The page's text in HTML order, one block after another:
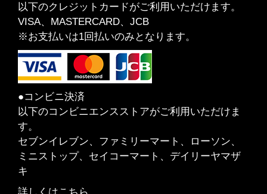
以下のクレジットカードがご利用いただけます。
VISA、MASTERCARD、JCB
※お支払いは1回払いのみとなります。
●コンビニ決済
以下のコンビニエンスストアがご利用いただけま
す。
セブンイレブン、ファミリーマート、ローソン、
ミニストップ、セイコーマート、デイリーヤマザ
キ